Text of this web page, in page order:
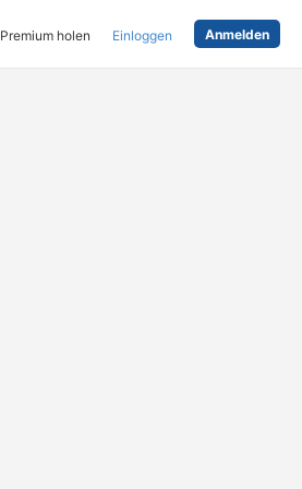
Premium holen Einloggen Anmelden